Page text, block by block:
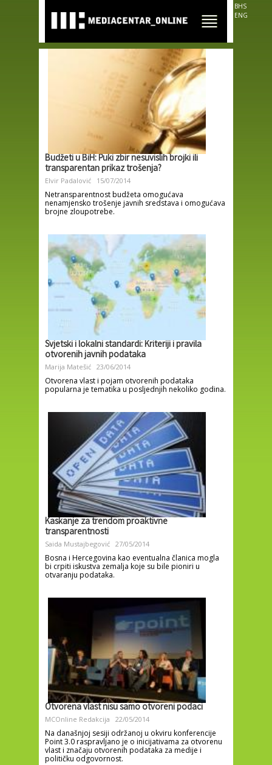
main
content
BHS
ENG
Budžeti u BiH: Puki zbir nesuvislih brojki ili
transparentan prikaz trošenja?
Elvir Padalović 15/07/2014
Netransparentnost budžeta omogućava
nenamjensko trošenje javnih sredstava i omogućava
brojne zloupotrebe.
Svjetski i lokalni standardi: Kriteriji i pravila
otvorenih javnih podataka
Marija Matešić 23/06/2014
Otvorena vlast i pojam otvorenih podataka
popularna je tematika u posljednjih nekoliko godina.
Kaskanje za trendom proaktivne
transparentnosti
Saida Mustajbegović 27/05/2014
Bosna i Hercegovina kao eventualna članica mogla
bi crpiti iskustva zemalja koje su bile pioniri u
otvaranju podataka.
Otvorena vlast nisu samo otvoreni podaci
MCOnline Redakcija 22/05/2014
Na današnjoj sesiji održanoj u okviru konferencije
Point 3.0 raspravljano je o inicijativama za otvorenu
vlast i značaju otvorenih podataka za medije i
političku odgovornost.